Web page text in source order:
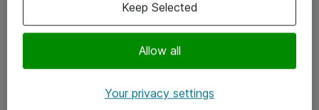
Allow all
Keep Selected
Your privacy settings